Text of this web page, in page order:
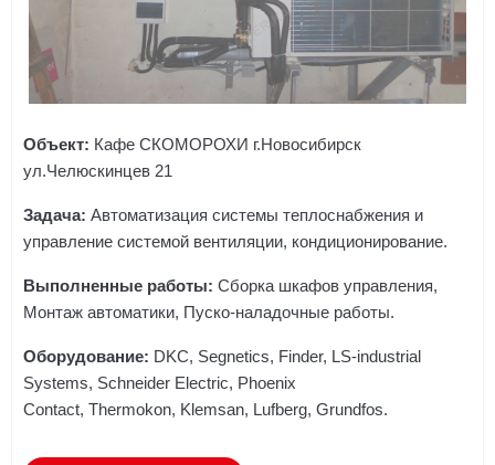
Объект: Кафе СКОМОРОХИ г.Новосибирск
ул.Челюскинцев 21
Задача: Автоматизация системы теплоснабжения и
управление системой вентиляции, кондиционирование.
Выполненные работы: Сборка шкафов управления,
Монтаж автоматики, Пуско-наладочные работы.
Оборудование: DKC, Segnetics, Finder, LS-industrial
Systems, Schneider Electric, Phoenix
Contact, Thermokon, Klemsan, Lufberg, Grundfos.